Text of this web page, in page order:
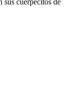
sus cuerpecitos de